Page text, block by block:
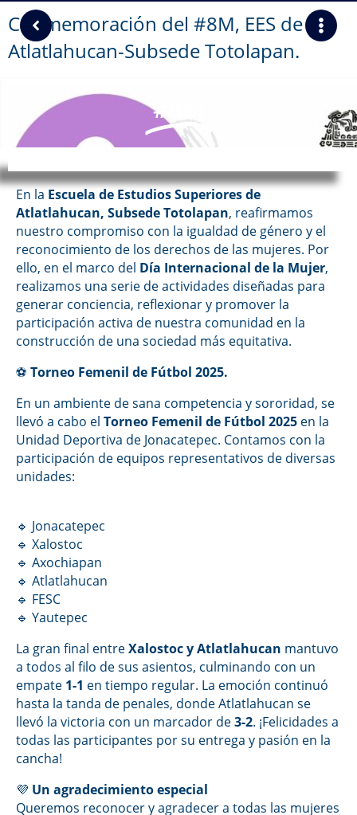
Conmemoración del #8M, EES de
Atlatlahucan-Subsede Totolapan.
#8M
En la Escuela de Estudios Superiores de
Atlatlahucan, Subsede Totolapan, reafirmamos
nuestro compromiso con la igualdad de género y el
reconocimiento de los derechos de las mujeres. Por
ello, en el marco del Día Internacional de la Mujer,
realizamos una serie de actividades diseñadas para
generar conciencia, reflexionar y promover la
participación activa de nuestra comunidad en la
construcción de una sociedad más equitativa.
⚽ Torneo Femenil de Fútbol 2025.
En un ambiente de sana competencia y sororidad, se
llevó a cabo el Torneo Femenil de Fútbol 2025 en la
Unidad Deportiva de Jonacatepec. Contamos con la
participación de equipos representativos de diversas
unidades:
🔹 Jonacatepec
🔹 Xalostoc
🔹 Axochiapan
🔹 Atlatlahucan
🔹 FESC
🔹 Yautepec
La gran final entreXalostoc y Atlatlahucan mantuvo
a todos al filo de sus asientos, culminando con un
empate 1-1 en tiempo regular. La emoción continuó
hasta la tanda de penales, donde Atlatlahucan se
llevó la victoria con un marcador de3-2. ¡Felicidades a
todas las participantes por su entrega y pasión en la
cancha!
💜 Un agradecimiento especial
Queremos reconocer y agradecer a todas las mujeres